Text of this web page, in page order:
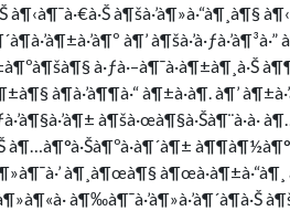
à¶‹à¶¯à·€à·Š à¶šà·’à¶»à·“à¶¸à¶§
à¶’
à·ƒà·–à¶¯à·à¶±à¶¸à·Š
à¶­à·’à¶¶à·“ à¶±à·à¶­. à¶’
à¶…à¶°à·Šà¶ºà·à¶´à¶±
à¶¸à¶œà¶§
à¶‰à¶¯à·’à¶»à·’à¶´à¶­à·Š